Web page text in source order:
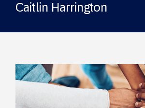
Caitlin Harrington